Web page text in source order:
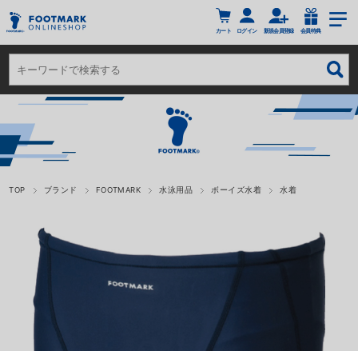
カート ログイン 新規会員登録 会員特典
TOP ブランド FOOTMARK 水泳用品 ボーイズ水着 水着